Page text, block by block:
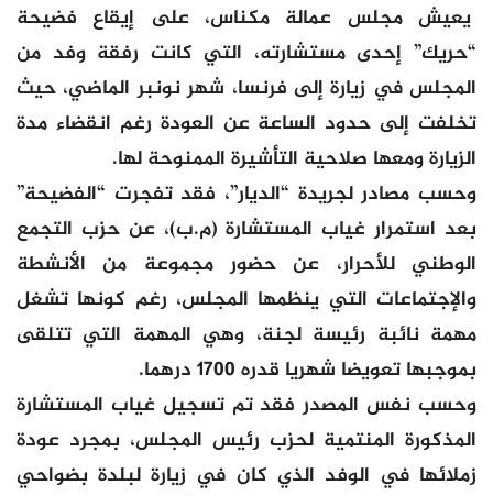
يعيش مجلس عمالة مكناس، على إيقاع فضيحة
“حريك” إحدى مستشارته، التي كانت رفقة وفد من
المجلس في زيارة إلى فرنسا، شهر نونبر الماضي، حيث
تخلفت إلى حدود الساعة عن العودة رغم انقضاء مدة
الزيارة ومعها صلاحية التأشيرة الممنوحة لها.
وحسب مصادر لجريدة “الديار”، فقد تفجرت “الفضيحة”
بعد استمرار غياب المستشارة (م.ب)، عن حزب التجمع
الوطني للأحرار، عن حضور مجموعة من الأنشطة
والإجتماعات التي ينظمها المجلس، رغم كونها تشغل
مهمة نائبة رئيسة لجنة، وهي المهمة التي تتلقى
بموجبها تعويضا شهريا قدره 1700 درهما.
وحسب نفس المصدر فقد تم تسجيل غياب المستشارة
المذكورة المنتمية لحزب رئيس المجلس، بمجرد عودة
زملائها في الوفد الذي كان في زيارة لبلدة بضواحي